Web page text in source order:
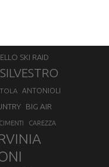
SKI RAID
ANTONIOLI
BIG AIR
CAREZZA